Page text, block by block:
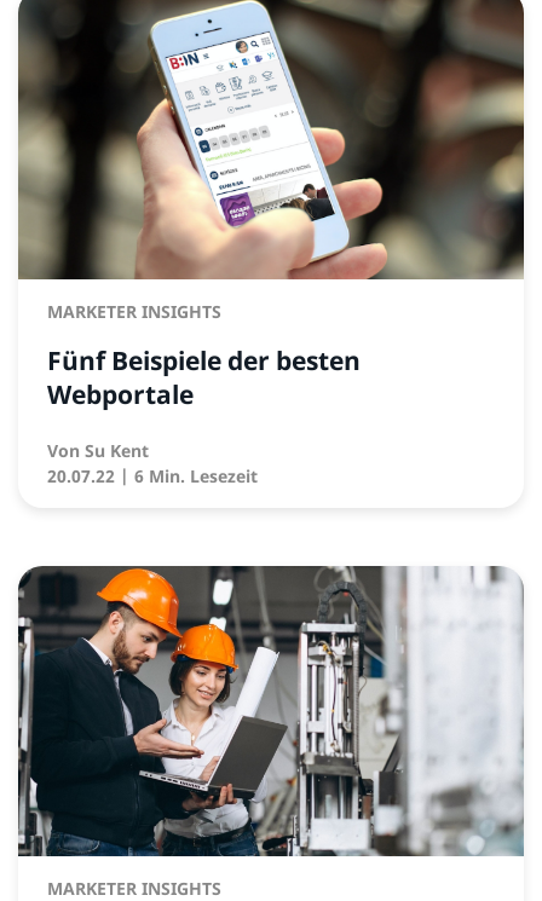
MARKETER INSIGHTS
Fünf Beispiele der besten
Webportale
Von Su Kent
20.07.22 | 6 Min. Lesezeit
MARKETER INSIGHTS